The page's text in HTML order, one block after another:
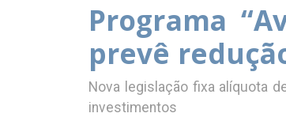
Programa
prevê
Nova legislação fixa alíquota
investimentos